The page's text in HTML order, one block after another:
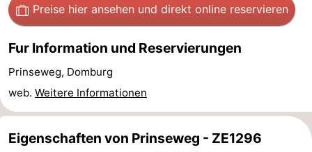
-
Schwimmbader
-
Radfahren
-
Wandern
-
Reiten
-
Preise hier ansehen und direkt online reservieren
Fur Information und Reservierungen
Prinseweg, Domburg
web. Weitere Informationen
Eigenschaften von Prinseweg - ZE1296